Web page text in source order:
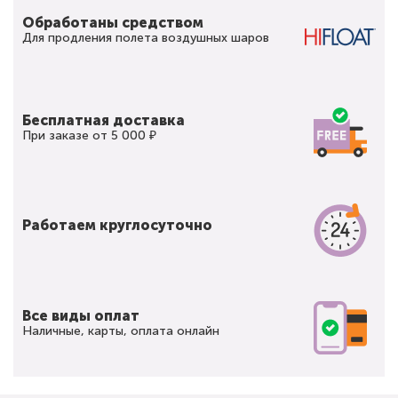
Обработаны средством
Для продления полета воздушных шаров
Бесплатная доставка
При заказе от 5 000 ₽
Работаем круглосуточно
Все виды оплат
Наличные, карты, оплата онлайн